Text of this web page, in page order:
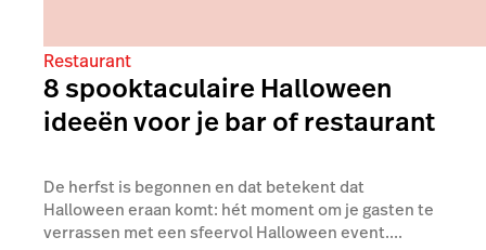
Restaurant
8 spooktaculaire Halloween
ideeën voor je bar of restaurant
De herfst is begonnen en dat betekent dat
Halloween eraan komt: hét moment om je gasten te
verrassen met een sfeervol Halloween event....